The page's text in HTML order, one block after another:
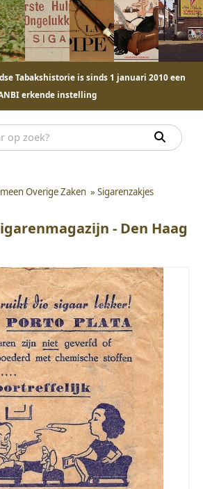
Tabakshistorie is sinds 1 januari 2010 een
erkende instelling
Overige Zaken » Sigarenzakjes
- Den Haag